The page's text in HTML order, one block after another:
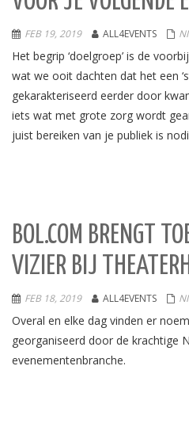
FEB 19, 2019 ALL4EVENTS
Het begrip ‘doelgroep’ is de
wat we ooit dachten dat het een
gekarakteriseerd eerder door
iets wat met grote zorg wordt
juist bereiken van je publiek is
BOL.COM BRENGT
VIZIER BIJ
FEB 18, 2019 ALL4EVENTS
Overal en elke dag vinden er
georganiseerd door de krachtige
evenementenbranche.